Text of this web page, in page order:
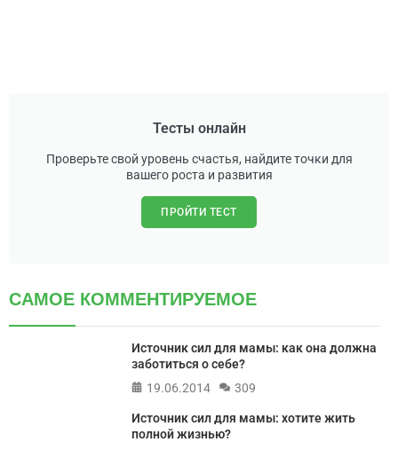
Тесты онлайн
Проверьте свой уровень счастья, найдите точки для
вашего роста и развития
ПРОЙТИ ТЕСТ
САМОЕ КОММЕНТИРУЕМОЕ
Источник сил для мамы: как она должна
заботиться о себе?
19.06.2014
309
Источник сил для мамы: хотите жить
полной жизнью?